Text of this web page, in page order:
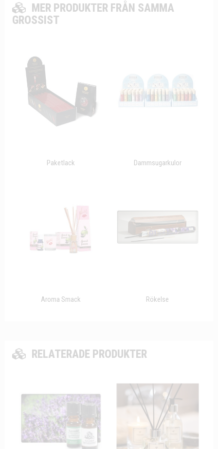
MER PRODUKTER FRÅN SAMMA
GROSSIST
Paketlack Dammsugarkulor
Aroma Smack Rökelse
RELATERADE PRODUKTER